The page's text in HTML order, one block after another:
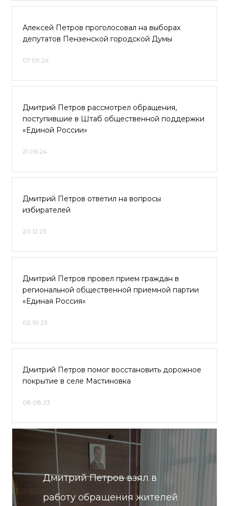
Алексей Петров проголосовал на выборах
депутатов Пензенской городской Думы
07.09.24
Дмитрий Петров рассмотрел обращения,
поступившие в Штаб общественной поддержки
«Единой России»
21.06.24
Дмитрий Петров ответил на вопросы
избирателей
20.12.23
Дмитрий Петров провел прием граждан в
региональной общественной приемной партии
«Единая Россия»
02.10.23
Дмитрий Петров помог восстановить дорожное
покрытие в селе Мастиновка
08.08.23
Дмитрий Петров взял в
работу обращения жителей